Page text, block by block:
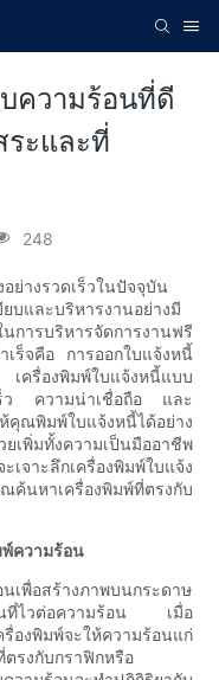
ความร้อนที่ดี
ะและที่
248
ย่างรวดเร็วในปัจจุบัน
บและบริหารงานอย่างมี
ารบริหารจัดการงานฟรี
ร็จคือ การออกใบแจ้งหนี้
ครื่องพิมพ์ใบแจ้งหนี้แบบ
ร็ว ความน่าเชื่อถือ และ
คุณพิมพ์ใบแจ้งหนี้ได้อย่าง
เพิ่มทั้งความเป็นมืออาชีพ
จาะลึกเครื่องพิมพ์ใบแจ้ง
นหาเครื่องพิมพ์ที่ตรงกับ
พ์ความร้อน
เพื่อสร้างภาพบนกระดาษ
ที่ไวต่อความร้อน เมื่อ
องพิมพ์จะให้ความร้อนแก่
รงกับกราฟิกหรือ